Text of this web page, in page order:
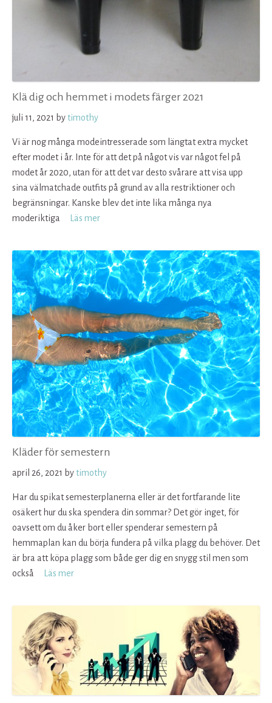
Klä dig och hemmet i modets färger 2021
juli 11, 2021 bytimothy
Vi är nog många modeintresserade som längtat extra mycket
efter modet i år. Inte för att det på något vis var något fel på
modet år 2020, utan för att det var desto svårare att visa upp
sina välmatchade outfits på grund av alla restriktioner och
begränsningar. Kanske blev det inte lika många nya
moderiktiga
Läs mer
Kläder för semestern
april 26, 2021 bytimothy
Har du spikat semesterplanerna eller är det fortfarande lite
osäkert hur du ska spendera din sommar? Det gör inget, för
oavsett om du åker bort eller spenderar semestern på
hemmaplan kan du börja fundera på vilka plagg du behöver. Det
är bra att köpa plagg som både ger dig en snygg stil men som
också
Läs mer